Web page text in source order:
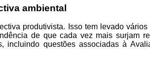
ambiental
produtivista. Isso temlevadovários
de que cada vez mais surjam
, incluindo questões associadasà